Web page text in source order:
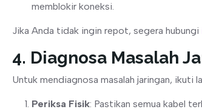
memblokir koneksi.
Jika Anda tidak ingin repot, segera hubungi
4. Diagnosa Masalah
Untuk mendiagnosa masalah jaringan, ikuti
Periksa Fisik: Pastikan semua kabel